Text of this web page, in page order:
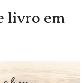
livro em